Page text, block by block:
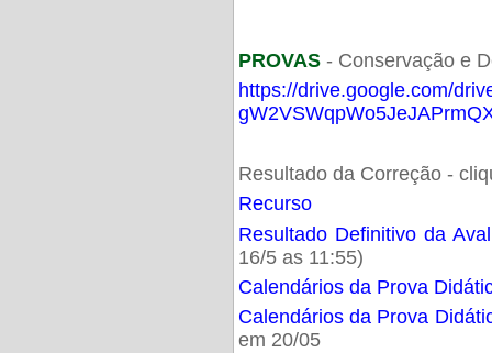
PROVAS- Conservação e
https://drive.google.com/
Resultado da Correção -
Recurso
Resultado Definitivo da
16/5 as 11:55)
Calendários da Prova
Calendários da Prova
em 20/05